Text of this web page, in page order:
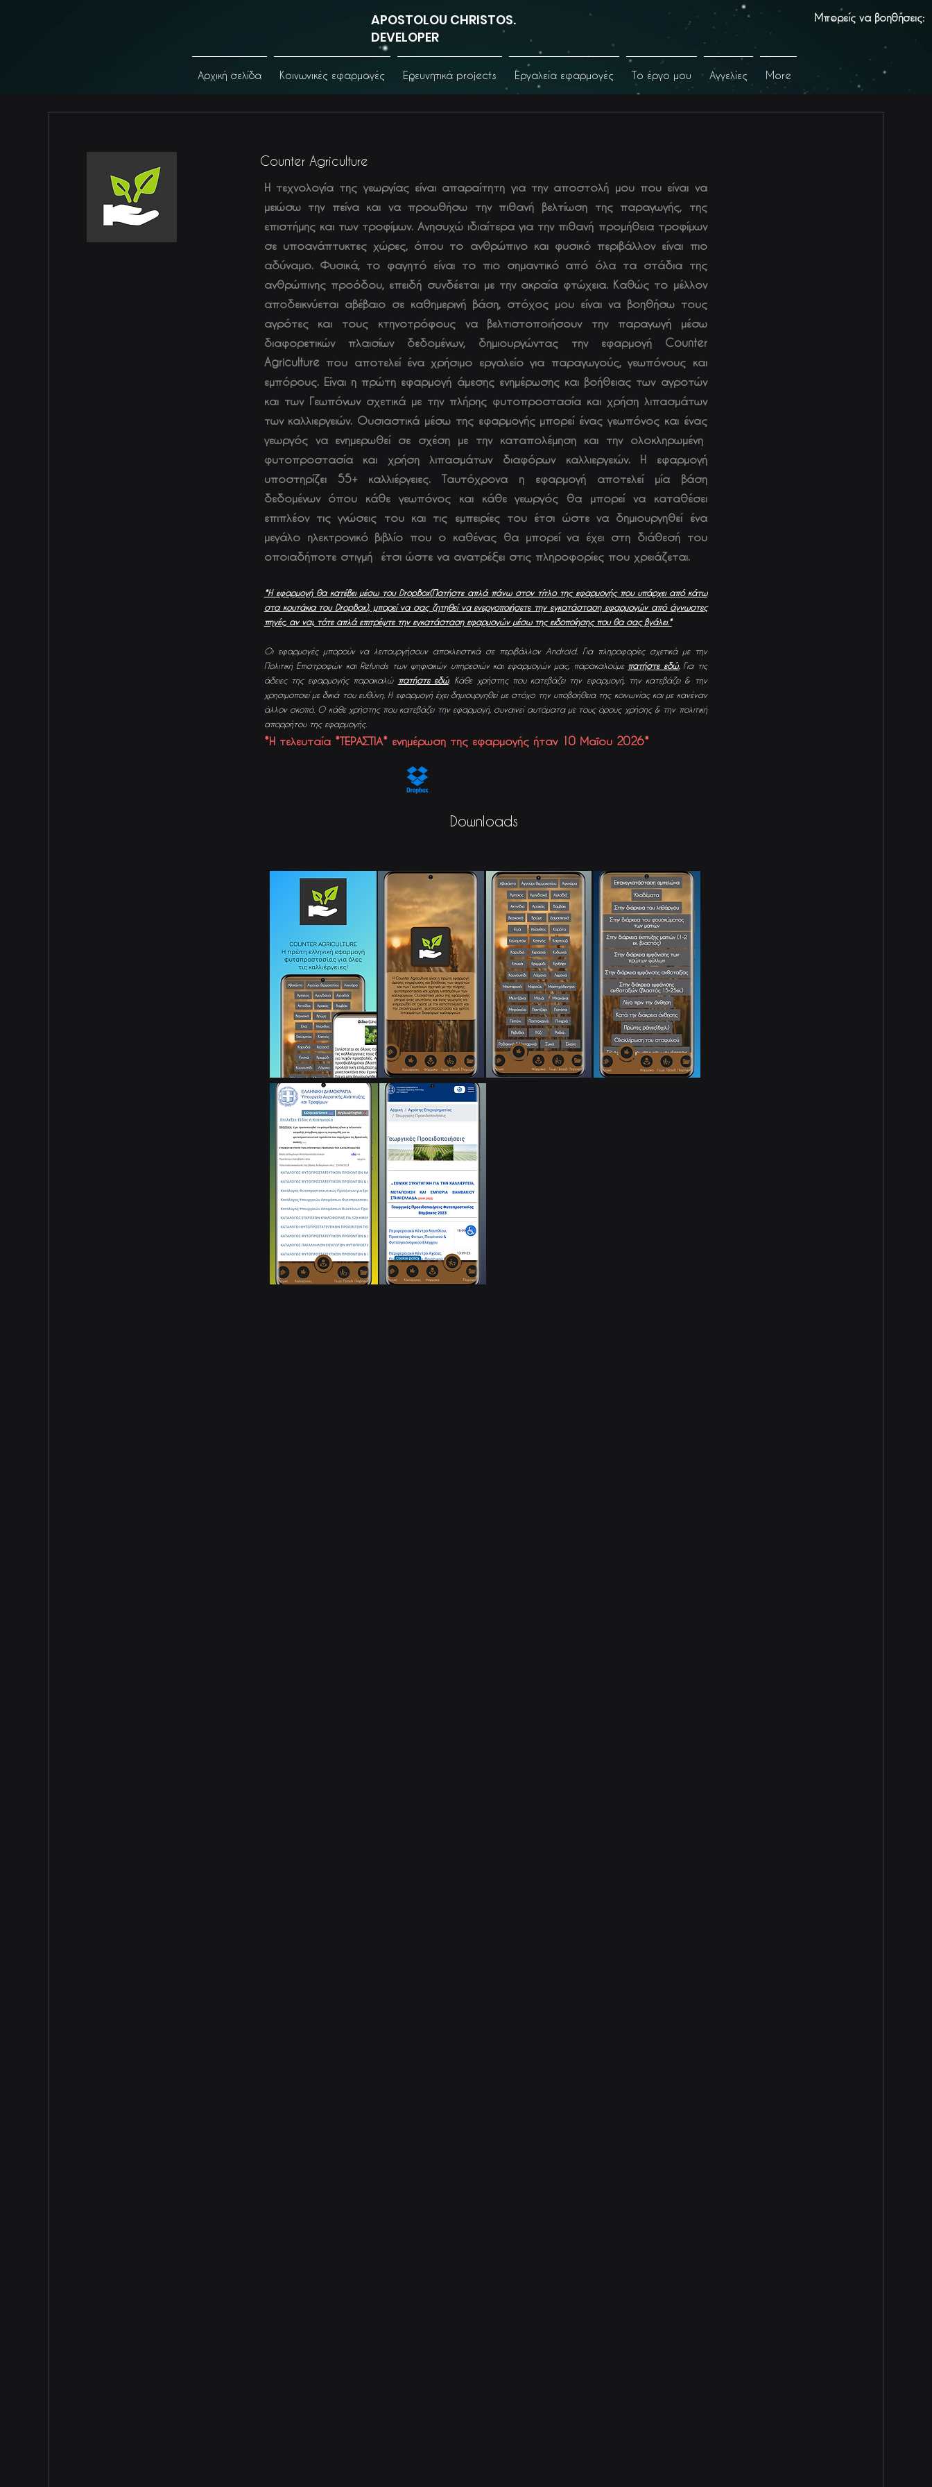
APOSTOLOU CHRISTOS.
DEVELOPER
Αρχική σελίδα Κοινωνικές εφαρμογές Ερευνητικά projects Εργαλεία εφαρμογές Το έργο μου Αγγελίες More
Μπορείς να βοηθήσεις:
Counter Agriculture
Η τεχνολογία της γεωργίας είναι απαραίτητη για την αποστολή μου που είναι να
μειώσω την πείνα και να προωθήσω την πιθανή βελτίωση της παραγωγής, της
επιστήμης και των τροφίμων. Ανησυχώ ιδιαίτερα για την πιθανή προμήθεια τροφίμων
σε υποανάπτυκτες χώρες, όπου το ανθρώπινο και φυσικό περιβάλλον είναι πιο
αδύναμο. Φυσικά, το φαγητό είναι το πιο σημαντικό από όλα τα στάδια της
ανθρώπινης προόδου, επειδή συνδέεται με την ακραία φτώχεια. Καθώς το μέλλον
αποδεικνύεται αβέβαιο σε καθημερινή βάση, στόχος μου είναι να βοηθήσω τους
αγρότες και τους κτηνοτρόφους να βελτιστοποιήσουν την παραγωγή μέσω
διαφορετικών πλαισίων δεδομένων, δημιουργώντας την εφαρμογή Counter
Agriculture που αποτελεί ένα χρήσιμο εργαλείο για παραγωγούς, γεωπόνους και
εμπόρους. Είναι η πρώτη εφαρμογή άμεσης ενημέρωσης και βοήθειας των αγροτών
και των Γεωπόνων σχετικά με την πλήρης φυτοπροστασία και χρήση λιπασμάτων
των καλλιεργειών. Ουσιαστικά μέσω της εφαρμογής μπορεί ένας γεωπόνος και ένας
γεωργός να ενημερωθεί σε σχέση με την καταπολέμηση και την ολοκληρωμένη
φυτοπροστασία και χρήση λιπασμάτων διαφόρων καλλιεργειών. Η εφαρμογή
υποστηρίζει 55+ καλλιέργειες. Ταυτόχρονα η εφαρμογή αποτελεί μία βάση
δεδομένων όπου κάθε γεωπόνος και κάθε γεωργός θα μπορεί να καταθέσει
επιπλέον τις γνώσεις του και τις εμπειρίες του έτσι ώστε να δημιουργηθεί ένα
μεγάλο ηλεκτρονικό βιβλίο που ο καθένας θα μπορεί να έχει στη διάθεσή του
οποιαδήποτε στιγμή έτσι ώστε να ανατρέξει στις πληροφορίες που χρειάζεται.
*Η εφαρμογή θα κατέβει μέσω του DropBox(Πατήστε απλά πάνω στον τίτλο της εφαρμογής που υπάρχει από κάτω
στα κουτάκια του DropBox), μπορεί να σας ζητηθεί να ενεργοποιήσετε την εγκατάσταση εφαρμογών από άγνωστες
πηγές, αν ναι, τότε απλά επιτρέψτε την εγκατάσταση εφαρμογών μέσω της ειδοποίησης που θα σας βγάλει.*
Οι εφαρμογές μπορούν να λειτουργήσουν αποκλειστικά σε περιβάλλον Android. Για πληροφορίες σχετικά με την
Πολιτική Επιστροφών και Refunds των ψηφιακών υπηρεσιών και εφαρμογών μας, παρακαλούμε πατήστε εδώ.Για τις
άδειες της εφαρμογής παρακαλώ πατήστε εδώ. Κάθε χρήστης που κατεβάζει την εφαρμογή, την κατεβάζει & την
χρησιμοποιεί με δικιά του ευθύνη. Η εφαρμογή έχει δημιουργηθεί με στόχο την υποβοήθεια της κοινωνίας και με κανέναν
άλλον σκοπό. Ο κάθε χρήστης που κατεβάζει την εφαρμογή, συναινεί αυτόματα με τους όρους χρήσης & την πολιτική
απορρήτου της εφαρμογής.
*Η τελευταία *ΤΕΡΑΣΤΙΑ* ενημέρωση της εφαρμογής ήταν 10Μαΐου 2026* ​
Downloads